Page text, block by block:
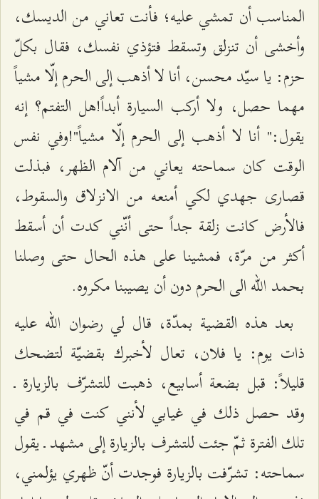
المناسب أن تمشي عليه؛ فأنت تعاني من الديسك،
وأخشى أن تنزلق وتسقط فتؤذي نفسك، فقال بكلّ
حزم: يا سيّد محسن، أنا لا أذهب إلى الحرم إلّا مشياً
مهما حصل، ولا أركب السيارة أبداً!هل التفتم؟ إنه
يقول:" أنا لا أذهب إلى الحرم إلّا مشياً"!وفي نفس
الوقت كان سماحته يعاني من آلام الظهر، فبذلت
قصارى جهدي لكي أمنعه من الانزلاق والسقوط،
فالأرض كانت زلقة جداً حتى أنّني كدت أن أسقط
أكثر من مرّة، فمشينا على هذه الحال حتى وصلنا
بحمد الله الى الحرم دون أن يصيبنا مكروه.
بعد هذه القضية بمدّة، قال لي رضوان الله عليه
ذات يوم: يا فلان، تعال لأخبرك بقضيّة لتضحك
قليلاً: قبل بضعة أسابيع، ذهبت للتشرّف بالزيارة ـ
وقد حصل ذلك في غيابي لأنني كنت في قم في
تلك الفترة ثمّ جئت للتشرف بالزيارة إلى مشهد ـ يقول
سماحته: تشرّفت بالزيارة فوجدت أنّ ظهري يؤلمني،